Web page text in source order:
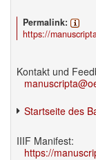
Permalink:
https://
Kontakt und
Startseite des
IIIF Manifest:
https://